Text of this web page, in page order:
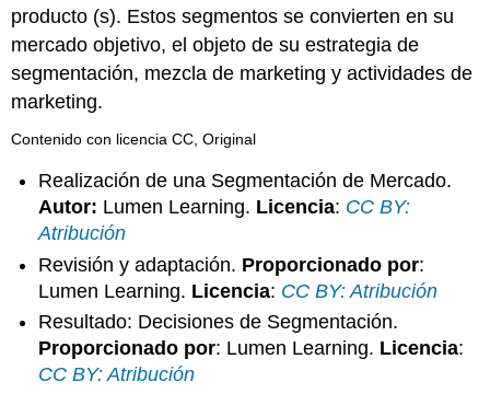
producto (s). Estos segmentos se convierten en su
mercado objetivo, el objeto de su estrategia de
segmentación, mezcla de marketing y actividades de
marketing.
Contenido con licencia CC, Original
Realización de una Segmentación de Mercado.
Autor: Lumen Learning. Licencia: CC BY:
Atribución
Revisión y adaptación. Proporcionado por:
Lumen Learning. Licencia: CC BY: Atribución
Resultado: Decisiones de Segmentación.
Proporcionado por: Lumen Learning. Licencia:
CC BY: Atribución